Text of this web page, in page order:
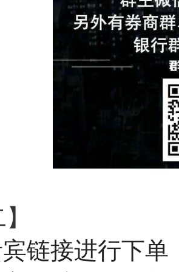
链接进行下单